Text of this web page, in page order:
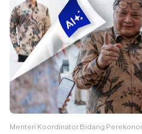
Menteri Koordinator Bidang